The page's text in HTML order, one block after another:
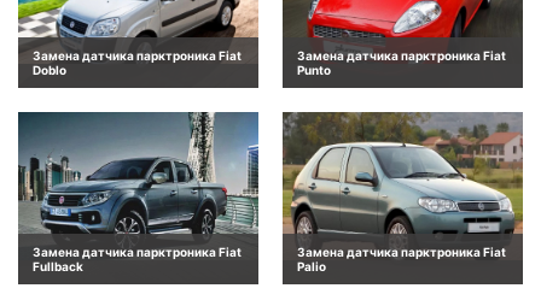
Замена датчика парктроника Fiat
Doblo
Замена датчика парктроника Fiat
Punto
Замена датчика парктроника Fiat
Fullback
Замена датчика парктроника Fiat
Palio